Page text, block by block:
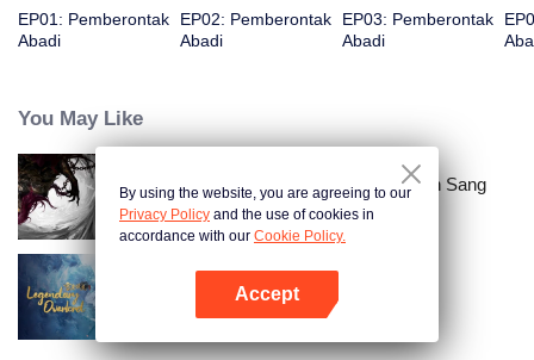
EP01: Pemberontak
Abadi
EP02: Pemberontak
Abadi
EP03: Pemberontak
Abadi
You May Like
Pemberontak Abadi: Kedatangan Sang
Dewa
Legendary Overlord
By using the website, you are agreeing to our
Privacy Policy and the use of cookies in
accordance with our Cookie Policy.
Accept